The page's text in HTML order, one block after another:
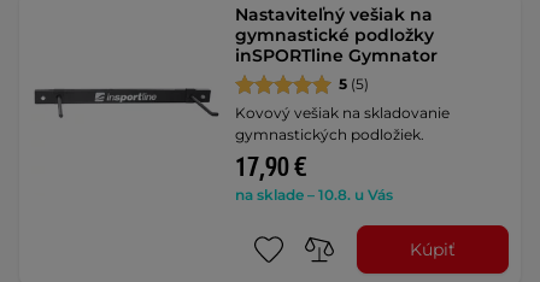
Nastaviteľný vešiak na
gymnastické podložky
inSPORTline Gymnator
5 (5)
Kovový vešiak na skladovanie
gymnastických podložiek.
17,90 €
na sklade – 10.8. u Vás
Kúpiť